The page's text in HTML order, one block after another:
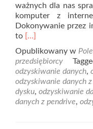
ważnych dla nas
komputer z
Dokonywanie przez
to Read
about
Odzyskiwanie
utraconych
zdjęć
z
różnego
[…]
Opublikowany w
przedsiębiorcy
odzyskiwanie danych,
odzyskiwanie danych
dysku, odzyskiwanie
danych z pendrive,